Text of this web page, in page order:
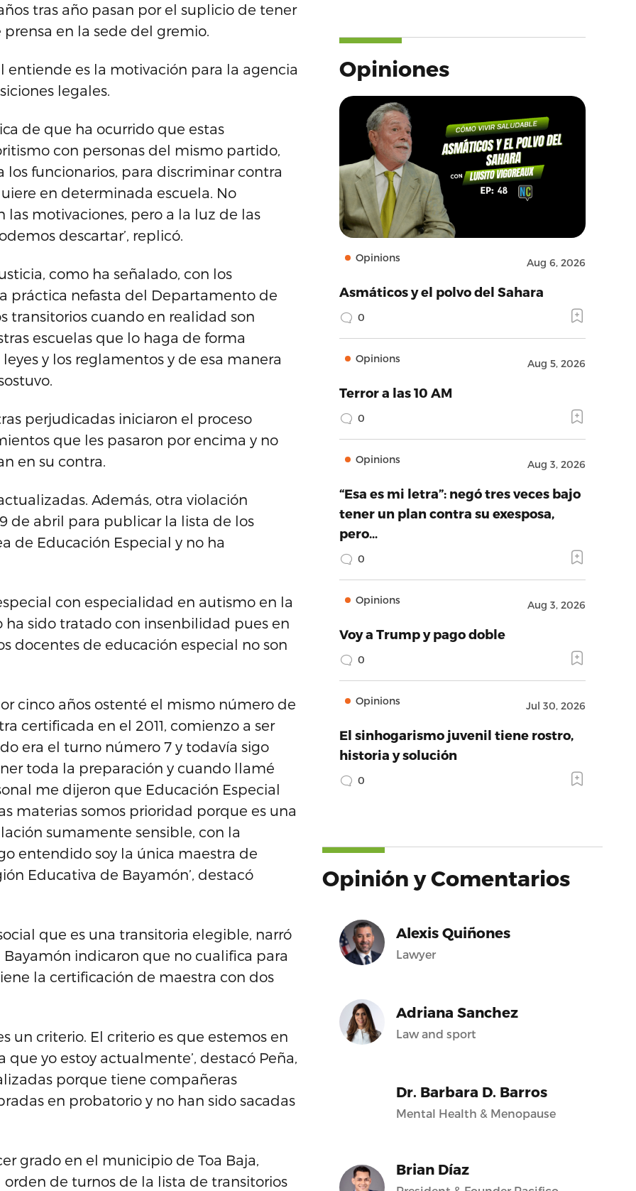
tras año pasan por el suplicio de tener
en la sede del gremio.
es la motivación para la agencia
legales.
de que ha ocurrido que estas
con personas del mismo partido,
funcionarios, para discriminar contra
en determinada escuela. No
las motivaciones, pero a la luz de las
descartar’, replicó.
como ha señalado, con los
práctica nefasta del Departamento de
transitorios cuando en realidad son
escuelas que lo haga de forma
y los reglamentos y de esa manera
perjudicadas iniciaron el proceso
que les pasaron por encima y no
en su contra.
Además, otra violación
de abril para publicar la lista de los
de Educación Especial y no ha
con especialidad en autismo en la
ha sido tratado con insenbilidad pues en
docentes de educación especial no son
cinco años ostenté el mismo número de
certificada en el 2011, comienzo a ser
era el turno número 7 y todavía sigo
toda la preparación y cuando llamé
me dijeron que Educación Especial
materias somos prioridad porque es una
sumamente sensible, con la
entendido soy la única maestra de
Educativa de Bayamón’, destacó
que es una transitoria elegible, narró
indicaron que no cualifica para
la certificación de maestra con dos
un criterio. El criterio es que estemos en
yo estoy actualmente’, destacó Peña,
porque tiene compañeras
en probatorio y no han sido sacadas
grado en el municipio de Toa Baja,
de turnos de la lista de transitorios
Opiniones
Opinions Aug 6, 2026
Asmáticos y el polvo del Sahara
0
Opinions Aug 5, 2026
Terror a las 10 AM
0
Opinions Aug 3, 2026
“Esa es mi letra”: negó tres veces bajo
tener un plan contra su exesposa,
pero…
0
Opinions Aug 3, 2026
Voy a Trump y pago doble
0
Opinions Jul 30, 2026
El sinhogarismo juvenil tiene rostro,
historia y solución
0
Opinión y Comentarios
Alexis Quiñones
Lawyer
Adriana Sanchez
Law and sport
Dr. Barbara D. Barros
Mental Health & Menopause
Brian Díaz